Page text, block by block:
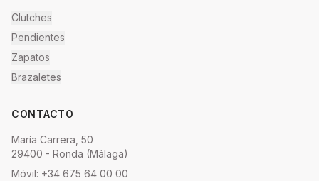
Clutches
Pendientes
Zapatos
Brazaletes
CONTACTO
María Carrera, 50
29400 - Ronda (Málaga)
Móvil: +34 675 64 00 00